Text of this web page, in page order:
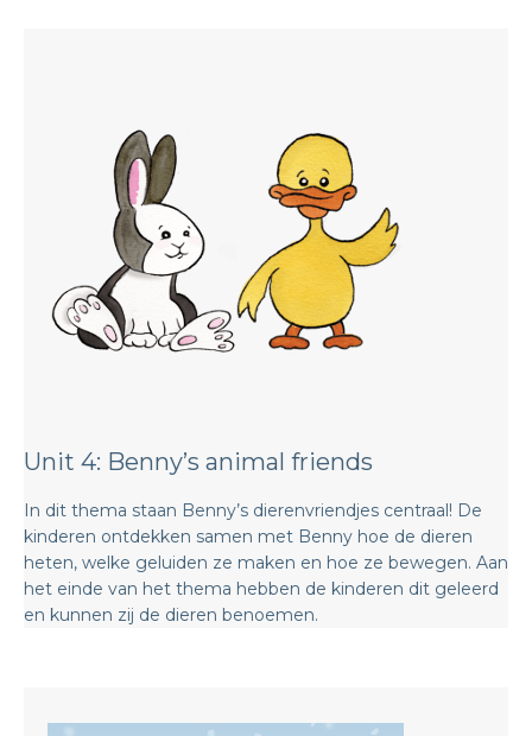
Unit 4: ​​Benny’s animal friends
In dit thema staan Benny’s dierenvriendjes centraal! De
kinderen ontdekken samen met Benny hoe de dieren
heten, welke geluiden ze maken en hoe ze bewegen. Aan
het einde van het thema hebben de kinderen dit geleerd
en kunnen zij de dieren benoemen.